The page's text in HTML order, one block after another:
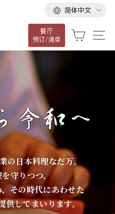
语
言
简体中文
餐厅
预订/清单
大车
の日本料理なだ万。
守りつつ、
その時代にあわせた
供してまいります。